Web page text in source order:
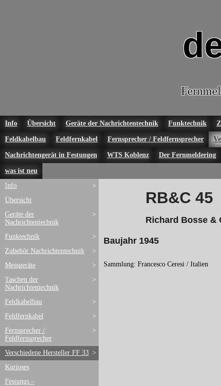
Info Übersicht Geräte der Nachrichtentechnik Funktechnik
Feldkabelbau Feldfernkabel Fernsprecher / Feldfernsprecher
Nachrichtengerät in Festungen WTS Koblenz Der Fernmeldering
was ist neu
>
Info
Übersicht
>
Geräte der
Nachrichtentechnik
>
Funktechnik
>
Zubehör Nachrichtentechnik
>
Messgeräte
>
Taschen der
Nachrichtentechnik
>
Feldkabelbau
>
Feldfernkabel
>
Fernsprecher /
Feldfernsprecher
>
Verschiedene Hersteller FF 33
Kurioses
Festungs –
RB&C 45
Richard Bosse &
Baujahr 1945
Sammlung: Francesco Ceresi / Italien